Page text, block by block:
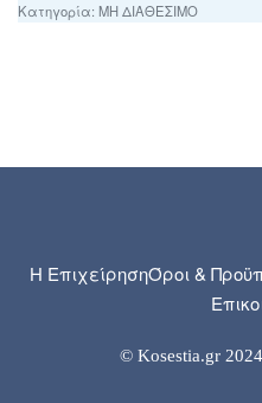
Κατηγορία: ΜΗ ΔΙΑΘΕΣΙΜΟ
Η ΕπιχείρησηΌροι &
© Kosestia.gr